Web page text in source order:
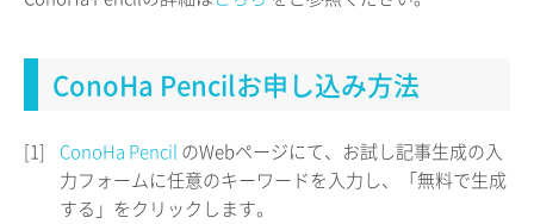
ConoHa Pencilお申し込み方法
[1] ConoHa Pencil のWebページにて、お試し記事生成の入
力フォームに任意のキーワードを入力し、「無料で生成
する」をクリックします。